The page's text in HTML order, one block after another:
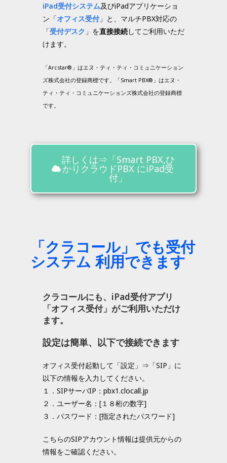
iPad受付システム及びiPadアプリケーショ
ン「オフィス受付 」と、マルチPBX対応の
「受付デスク 」を直接接続してご利用いただ
けます。
「Arcstar®」はエヌ・ティ・ティ・コミュニケーション
ズ株式会社の登録商標です。
「Smart PBX®」はエヌ・
ティ・ティ・コミュニケーションズ株式会社の登録商標
です。
詳しくは⇒「Smart PBX,ひ
かりクラウドPBX にiPad受
付」
「クラコール」でも受付
システム 利用できます
クラコールにも、iPad受付アプリ
「オフィス受付」がご利用いただけ
ます。
設定は簡単、以下で接続できます
オフィス受付起動して「設定」⇒「SIP」に
以下の情報を入力してください。
１．SIPサーバIP：pbx1.clocall.jp
２．ユーザー名：[１８桁の数字]
３．パスワード：[指定されたパスワード]
こちらのSIPアカウント情報は提供元からの
情報をご確認ください。